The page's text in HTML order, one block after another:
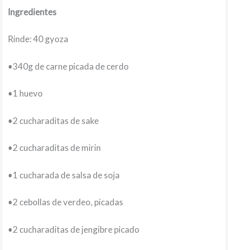
Ingredientes
Rinde: 40 gyoza
•340g de carne picada de cerdo
•1 huevo
•2 cucharaditas de sake
•2 cucharaditas de mirin
•1 cucharada de salsa de soja
•2 cebollas de verdeo, picadas
•2 cucharaditas de jengibre picado